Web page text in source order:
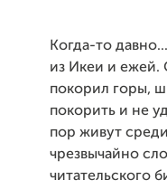
Когда-то
из Икеи и ежей.
покорил горы,
покорить и не
пор живут
чрезвычайно
читательского